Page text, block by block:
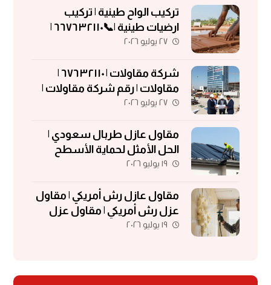
تركيب الواح طينية | تركيب
ارضيات طينية |📞٦٦٧٦٣٢١١٠ |
الواح طينية | معلم تركيب الواح
٢٧ يوليو ٢٠٢٦
شركة مقاولات | ٦٧٦٣٢١١٠ |
مقاولات | رقم شركة مقاولات |
مقاولات الكويت
٢٧ يوليو ٢٠٢٦
مقاول عازل طربال سعودي |
الحل الأمثل لحماية الأسطح
والمباني
١٩ يوليو ٢٠٢٦
مقاول عازل رش أمريكي | مقاول
عزل رش أمريكي | مقاول عزل
فوم | مقاول فوم أمريكي
١٩ يوليو ٢٠٢٦